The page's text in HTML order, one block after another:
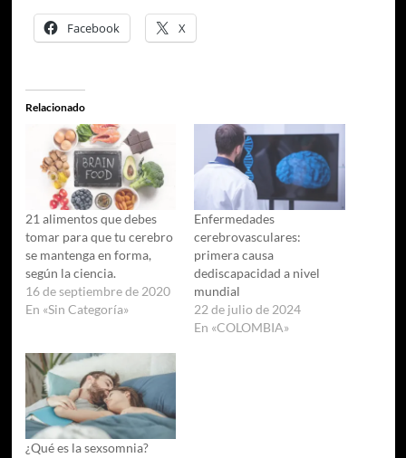
Facebook X
Relacionado
21 alimentos que debes
tomar para que tu cerebro
se mantenga en forma,
según la ciencia.
16 de septiembre de 2020
En «Sin Categoría»
Enfermedades
cerebrovasculares:
primera causa
dediscapacidad a nivel
mundial
22 de julio de 2024
En «COLOMBIA»
¿Qué es la sexsomnia?